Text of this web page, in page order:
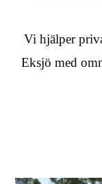
Vi hjälper
Eksjö med